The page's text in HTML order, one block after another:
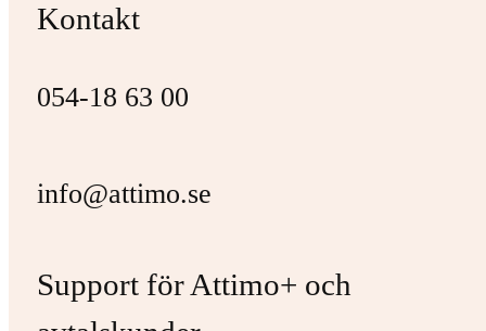
Kontakt
054-18 63 00
info@attimo.se
Support för Attimo+ och